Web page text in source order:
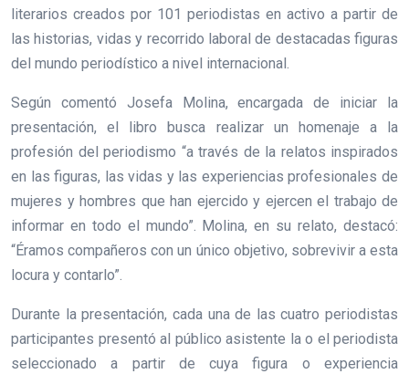
literarios creados por 101 periodistas en activo a partir de
las historias, vidas y recorrido laboral de destacadas figuras
del mundo periodístico a nivel internacional.
Según comentó Josefa Molina, encargada de iniciar la
presentación, el libro busca realizar un homenaje a la
profesión del periodismo “a través de la relatos inspirados
en las figuras, las vidas y las experiencias profesionales de
mujeres y hombres que han ejercido y ejercen el trabajo de
informar en todo el mundo”. Molina, en su relato, destacó:
“Éramos compañeros con un único objetivo, sobrevivir a esta
locura y contarlo”.
Durante la presentación, cada una de las cuatro periodistas
participantes presentó al público asistente la o el periodista
seleccionado a partir de cuya figura o experiencia